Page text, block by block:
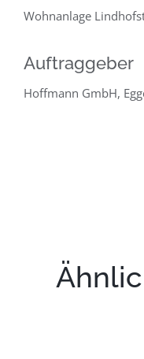
Wohnanlage
Auftraggeber
Hoffmann GmbH,